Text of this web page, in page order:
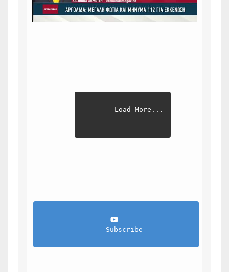
Load More...
                Subscribe